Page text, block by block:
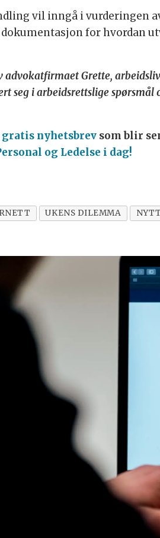
vil inngå i vurderingen
dokumentasjon for hvordan
advokatfirmaet Grette,
seg i arbeidsrettslige
gratis nyhetsbrev som blir
og Ledelse i dag!
UKENS DILEMMA